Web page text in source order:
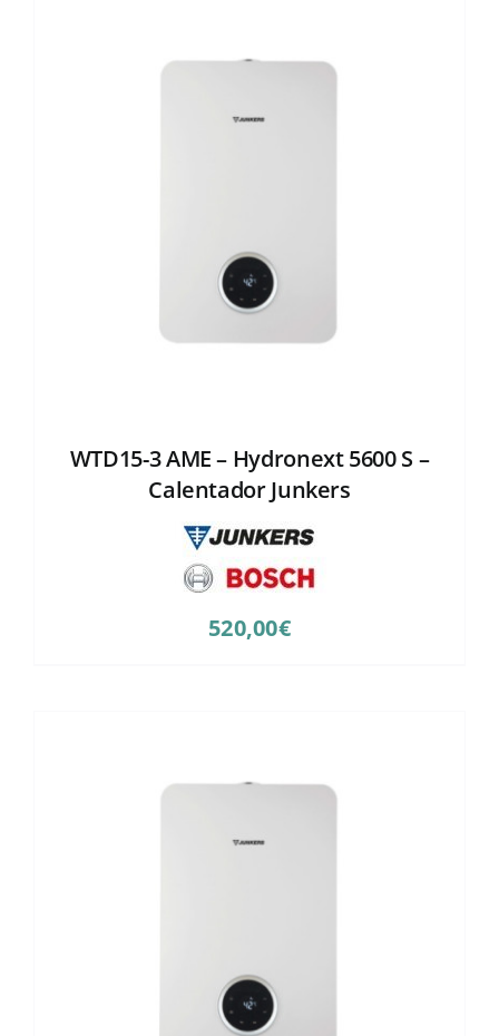
WTD15-3 AME – Hydronext 5600 S –
Calentador Junkers
520,00€